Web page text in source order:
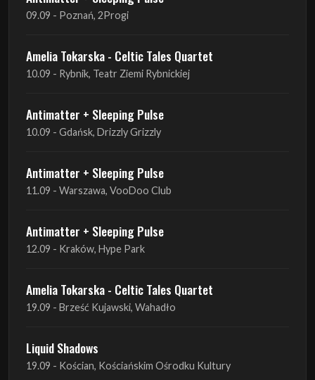
10.09 - Rybnik, Teatr Ziemi Rybnickiej
Antimatter + Sleeping Pulse
Antimatter + Sleeping Pulse
11.09 - Warszawa, VooDoo Club
Antimatter + Sleeping Pulse
12.09 - Kraków, Hype Park
Amelia Tokarska - Celtic Tales Quartet
19.09 - Brześć Kujawski, Wahadło
Liquid Shadows
19.09 - Kościan, Kościańskim Ośrodku Kultury
Amelia Tokarska - Celtic Tales Quartet
20.09 - Brześć Kujawski, Wahadło